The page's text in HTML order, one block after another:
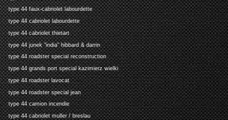
type 44 faux-cabriolet labourdette
type 44 cabriolet labourdette
type 44 cabriolet thietart
type 44 junek "india" hibbard & darrin
type 44 roadster special reconstruction
type 44 grands port special kazimierz wielki
type 44 roadster lavocat
type 44 roadster special jean
type 44 camion incendie
type 44 cabriolet muller / breslau